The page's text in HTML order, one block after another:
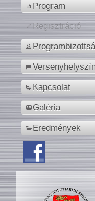
Program
Regisztráció
Kapcsolat
Galéria
Eredmények